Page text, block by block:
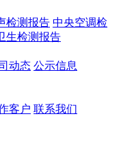
检测报告 中央空调检
生检测报告
动态 公示信息
客户 联系我们